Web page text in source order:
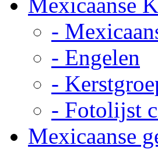
-
- Engelen
-
- Fotolijst
Mexicaanse